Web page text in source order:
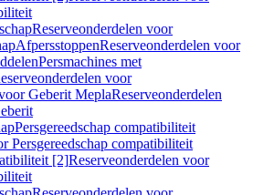
Reserveonderdelen voor
AfpersstoppenReserveonderdelen voor
Persmachines met
voor
Geberit MeplaReserveonderdelen
Persgereedschap compatibiliteit
Persgereedschap compatibiliteit
[2]Reserveonderdelen voor